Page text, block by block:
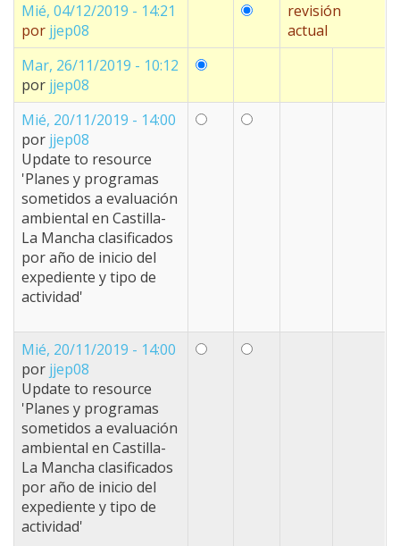
Mié, 04/12/2019 - 14:21
por jjep08
revisión
actual
Mar, 26/11/2019 - 10:12
por jjep08
Mié, 20/11/2019 - 14:00
por jjep08
Update to resource
'Planes y programas
sometidos a evaluación
ambiental en Castilla-
La Mancha clasificados
por año de inicio del
expediente y tipo de
actividad'
Mié, 20/11/2019 - 14:00
por jjep08
Update to resource
'Planes y programas
sometidos a evaluación
ambiental en Castilla-
La Mancha clasificados
por año de inicio del
expediente y tipo de
actividad'